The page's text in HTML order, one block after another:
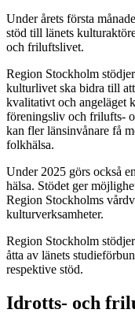
Under årets första
stöd till länets
och friluftslivet.
Region Stockholm
kulturlivet ska bidra till
kvalitativt och angeläget
föreningsliv och frilufts-
kan fler länsinvånare få
folkhälsa.
Under 2025 görs också
hälsa. Stödet ger
Region Stockholms
kulturverksamheter.
Region Stockholm
åtta av länets
respektive stöd.
Idrotts- och